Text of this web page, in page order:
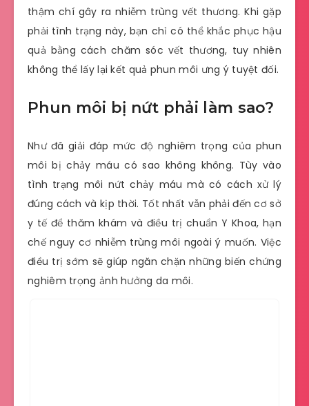
thậm chí gây ra nhiễm trùng vết thương. Khi gặp
phải tình trạng này, bạn chỉ có thể khắc phục hậu
quả bằng cách chăm sóc vết thương, tuy nhiên
không thể lấy lại kết quả phun môi ưng ý tuyệt đối.
Phun môi bị nứt phải làm sao?
Như đã giải đáp mức độ nghiêm trọng của phun
môi bị chảy máu có sao không không. Tùy vào
tình trạng môi nứt chảy máu mà có cách xử lý
đúng cách và kịp thời. Tốt nhất vẫn phải đến cơ sở
y tế để thăm khám và điều trị chuẩn Y Khoa, hạn
chế nguy cơ nhiễm trùng môi ngoài ý muốn. Việc
điều trị sớm sẽ giúp ngăn chặn những biến chứng
nghiêm trọng ảnh hưởng da môi.